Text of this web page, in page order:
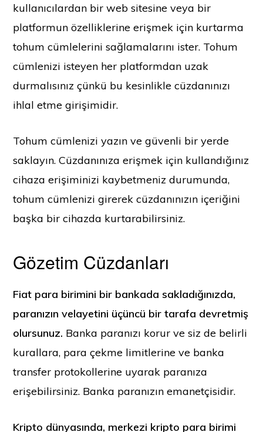
kullanıcılardan bir web sitesine veya bir
platformun özelliklerine erişmek için kurtarma
tohum cümlelerini sağlamalarını ister. Tohum
cümlenizi isteyen her platformdan uzak
durmalısınız çünkü bu kesinlikle cüzdanınızı
ihlal etme girişimidir.
Tohum cümlenizi yazın ve güvenli bir yerde
saklayın. Cüzdanınıza erişmek için kullandığınız
cihaza erişiminizi kaybetmeniz durumunda,
tohum cümlenizi girerek cüzdanınızın içeriğini
başka bir cihazda kurtarabilirsiniz.
Gözetim Cüzdanları
Fiat para birimini bir bankada sakladığınızda,
paranızın velayetini üçüncü bir tarafa devretmiş
olursunuz. Banka paranızı korur ve siz de belirli
kurallara, para çekme limitlerine ve banka
transfer protokollerine uyarak paranıza
erişebilirsiniz. Banka paranızın emanetçisidir.
Kripto dünyasında, merkezi kripto para birimi